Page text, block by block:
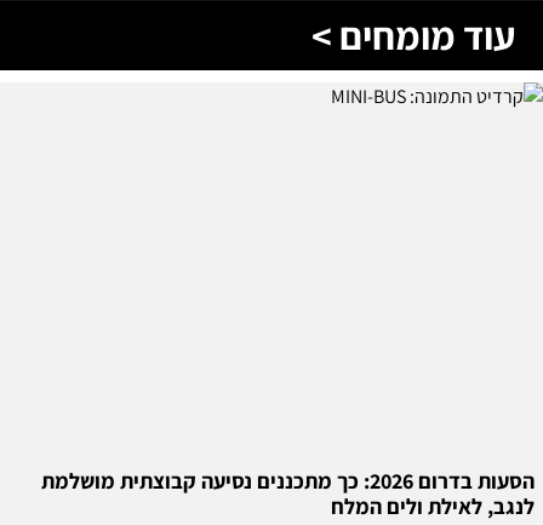
עוד מומחים >
הסעות בדרום 2026: כך מתכננים נסיעה קבוצתית מושלמת
לנגב, לאילת ולים המלח